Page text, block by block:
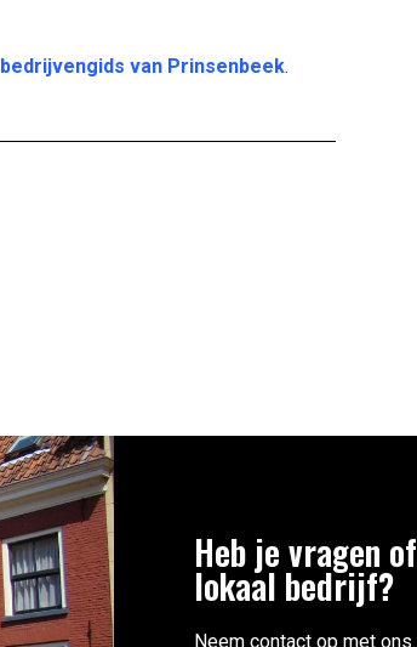
bedrijvengids van Prinsenbeek.
Heb je vragen
lokaal bedrijf?
Neem contact op met